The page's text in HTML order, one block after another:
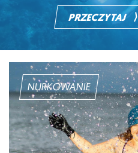
PRZECZYTAJ ⟩
NURKOWANIE